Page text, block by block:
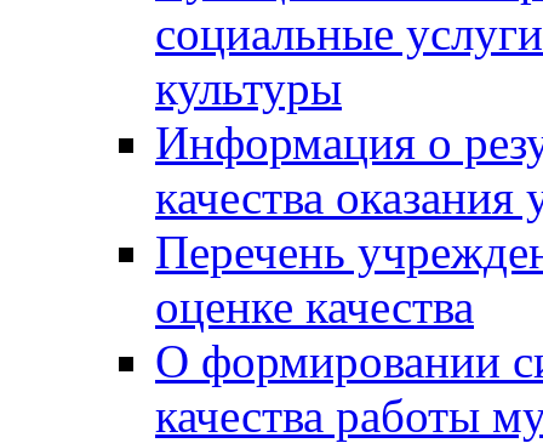
социальные
культуры
Информация о
качества оказания
Перечень
оценке качества
О формировании
качества работы